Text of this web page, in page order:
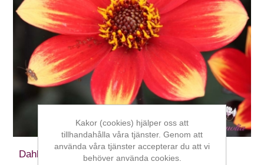
Dahlegria Bicolore
Kakor (cookies) hjälper oss att
tillhandahålla våra tjänster. Genom att
använda våra tjänster accepterar du att vi
behöver använda cookies.